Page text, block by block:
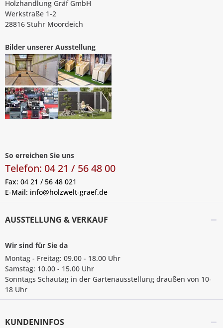
Holzhandlung Gräf GmbH
Werkstraße 1-2
28816 Stuhr Moordeich
Bilder unserer Ausstellung
So erreichen Sie uns
Telefon: 04 21 / 56 48 00
Fax: 04 21 / 56 48 021
E-Mail: info@holzwelt-graef.de
AUSSTELLUNG & VERKAUF
Wir sind für Sie da
Montag - Freitag: 09.00 - 18.00 Uhr
Samstag: 10.00 - 15.00 Uhr
Sonntags Schautag in der Gartenausstellung draußen von 10-
18 Uhr
KUNDENINFOS